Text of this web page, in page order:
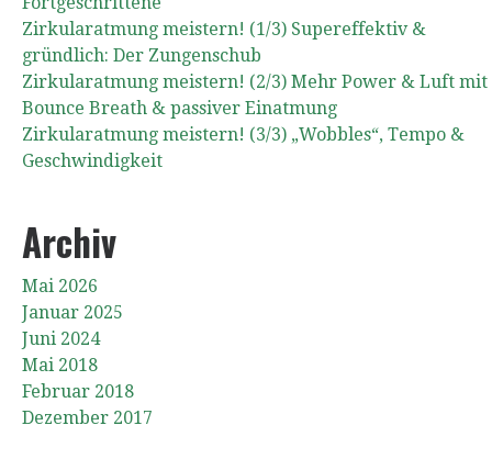
Zirkularatmung meistern! (1/3) Supereffektiv &
gründlich: Der Zungenschub
Zirkularatmung meistern! (2/3) Mehr Power & Luft mit
Bounce Breath & passiver Einatmung
Zirkularatmung meistern! (3/3) „Wobbles“, Tempo &
Geschwindigkeit
Archiv
Mai 2026
Januar 2025
Juni 2024
Mai 2018
Februar 2018
Dezember 2017